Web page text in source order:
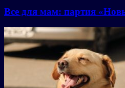
Все для мам: партия